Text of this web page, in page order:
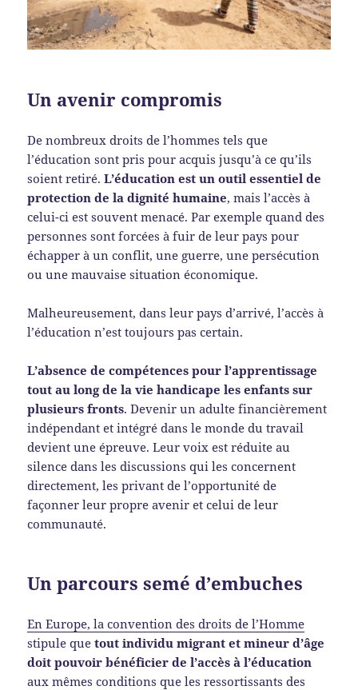
Un avenir compromis
De nombreux droits de l’hommes tels que
l’éducation sont pris pour acquis jusqu’à ce qu’ils
soient retiré.L’éducation est un outil essentiel de
protection de la dignité humaine, mais l’accès à
celui-ci est souvent menacé. Par exemple quand des
personnes sont forcées à fuir de leur pays pour
échapper à un conflit, une guerre, une persécution
ou une mauvaise situation économique.
Malheureusement, dans leur pays d’arrivé, l’accès à
l’éducation n’est toujours pas certain.
L’absence de compétences pour l’apprentissage
tout au long de la vie handicape les enfants sur
plusieurs fronts. Devenir un adulte financièrement
indépendant et intégré dans le monde du travail
devient une épreuve. Leur voix est réduite au
silence dans les discussions qui les concernent
directement, les privant de l’opportunité de
façonner leur propre avenir et celui de leur
communauté.
Un parcours semé d’embuches
En Europe, la convention des droits de l’Homme
stipule quetout individu migrant et mineur d’âge
doit pouvoir bénéficier de l’accès à l’éducation
aux mêmes conditions que les ressortissants des